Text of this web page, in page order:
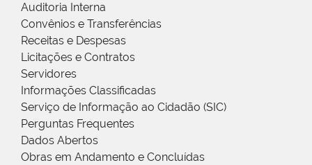
Auditoria Interna
Convênios e Transferências
Receitas e Despesas
Licitações e Contratos
Servidores
Informações Classificadas
Serviço de Informação ao Cidadão (SIC)
Perguntas Frequentes
Dados Abertos
Obras em Andamento e Concluídas